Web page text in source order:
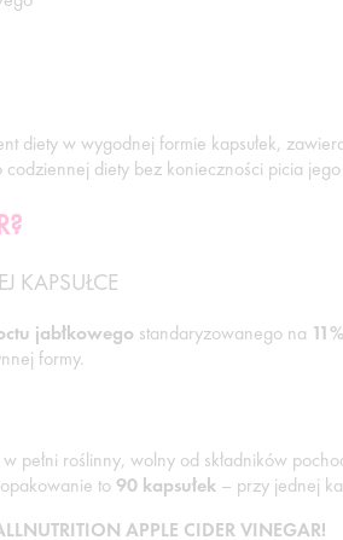
diety w wygodnej formie kapsułek,
diety bez konieczności picia jego
KAPSUŁCE
jabłkowego standaryzowanego na
formy.
pełni roślinny, wolny od składników
to 90 kapsułek – przy jednej
APPLE CIDER VINEGAR!